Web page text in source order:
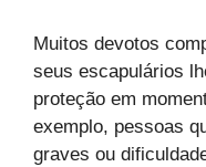
Muitos devotos
seus escapulários
proteção em
exemplo, pessoas
graves ou